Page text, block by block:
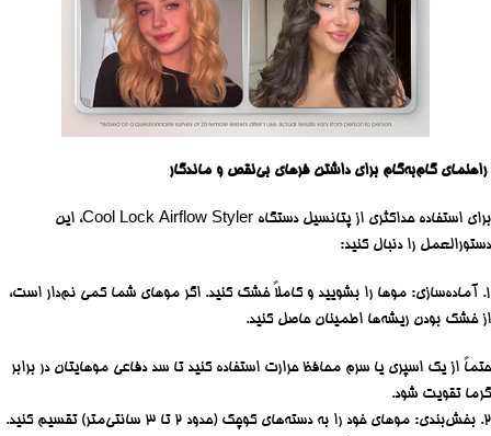
راهنمای گام‌به‌گام برای داشتن فرهای بی‌نقص و ماندگار
برای استفاده حداکثری از پتانسیل دستگاه Cool Lock Airflow Styler، این
دستورالعمل را دنبال کنید:
1. آماده‌سازی: موها را بشویید و کاملاً خشک کنید. اگر موهای شما کمی نم‌دار است،
از خشک بودن ریشه‌ها اطمینان حاصل کنید.
حتماً از یک اسپری یا سرم محافظ حرارت استفاده کنید تا سد دفاعی موهایتان در برابر
گرما تقویت شود.
2. بخش‌بندی: موهای خود را به دسته‌های کوچک (حدود ۲ تا ۳ سانتی‌متر) تقسیم کنید.